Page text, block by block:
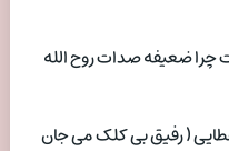
ضعیفه صدات روح الله
( رفیق بی کلک می جان